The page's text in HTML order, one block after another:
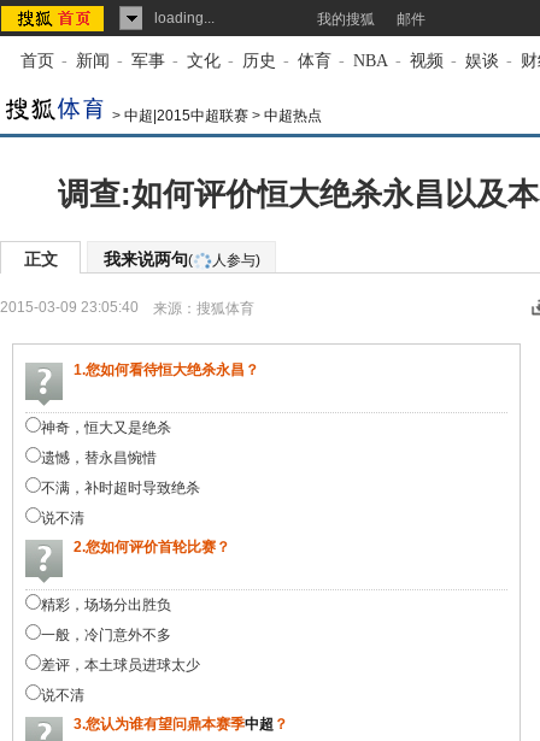
loading... 我的搜狐 邮件
首页 - 新闻 - 军事 - 文化 - 历史 - 体育 - NBA - 视频 - 娱谈 -
> 中超|2015中超联赛 > 中超热点
调查:如何评价恒大绝杀永昌以及
正文 我来说两句( 人参与)
2015-03-09 23:05:40 来源： 搜狐体育
1.您如何看待恒大绝杀永昌？
神奇，恒大又是绝杀
遗憾，替永昌惋惜
不满，补时超时导致绝杀
说不清
2.您如何评价首轮比赛？
精彩，场场分出胜负
一般，冷门意外不多
差评，本土球员进球太少
说不清
3.您认为谁有望问鼎本赛季中超 ？